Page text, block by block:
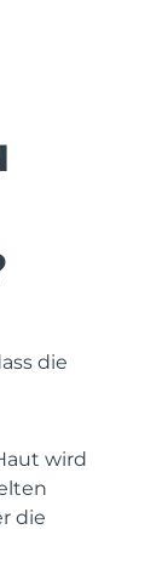
die
wird
die